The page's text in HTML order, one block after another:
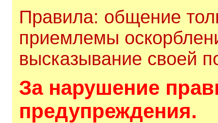
Правила: общение
приемлемы
высказывание своей
За нарушение
предупреждения.